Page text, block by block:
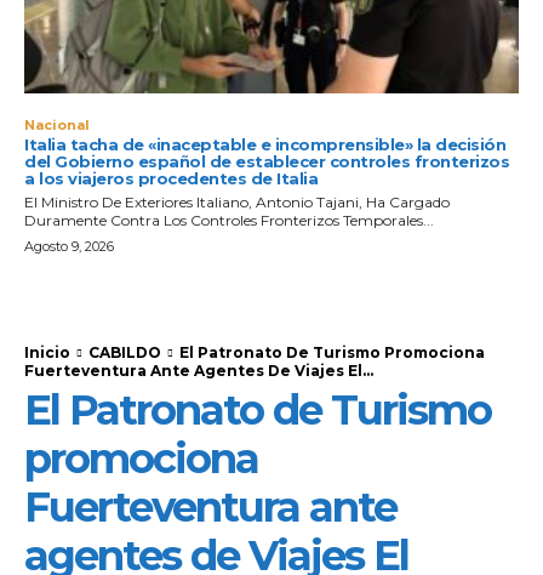
Nacional
Italia tacha de «inaceptable e incomprensible» la decisión
del Gobierno español de establecer controles fronterizos
a los viajeros procedentes de Italia
El Ministro De Exteriores Italiano, Antonio Tajani, Ha Cargado
Duramente Contra Los Controles Fronterizos Temporales...
Agosto 9, 2026